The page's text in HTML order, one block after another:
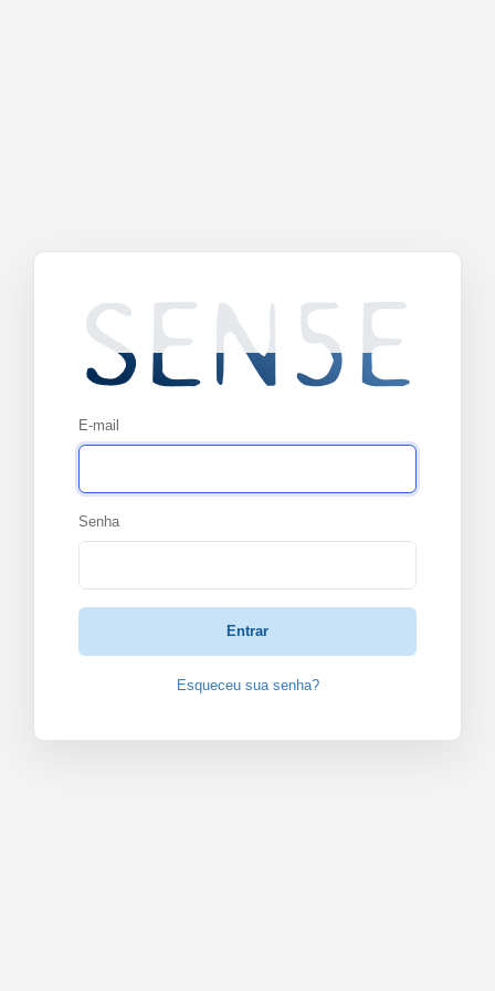
E-mail
Senha
Entrar
Esqueceu sua senha?